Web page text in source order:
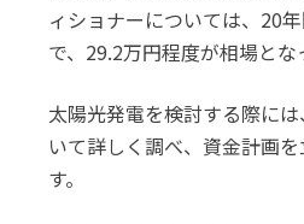
ィショナーについては、20
で、29.2万円程度が相場とな
太陽光発電を検討する際に
いて詳しく調べ、資金計画
す。